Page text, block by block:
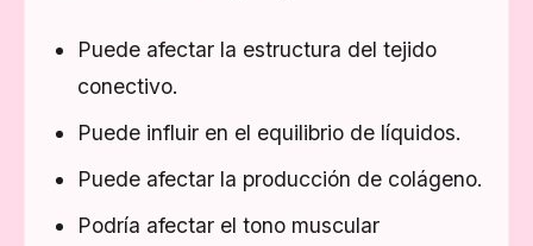
Puede afectar la estructura del tejido
conectivo.
Puede influir en el equilibrio de líquidos.
Puede afectar la producción de colágeno.
Podría afectar el tono muscular